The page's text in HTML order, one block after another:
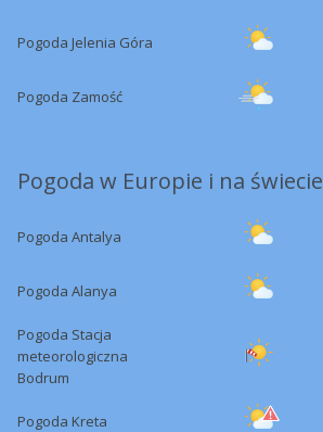
Pogoda Jelenia Góra
Pogoda Zamość
Pogoda w Europie i na świecie
Pogoda Antalya
Pogoda Alanya
Pogoda Stacja
meteorologiczna
Bodrum
Pogoda Kreta